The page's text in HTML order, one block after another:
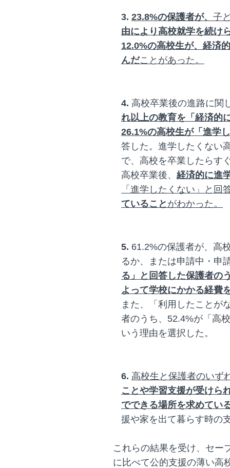
3. 23.8%の保護者が、 子
由により高校就学を続け
12.0%の高校生が、経済
んだことがあった。
4. 高校卒業後の進路に関
れ以上の教育を「経済的
26.1%の高校生が「進学
答した。進学したくない
で、高校を卒業したらす
高校卒業後、 経済的に進
「進学したくない」と回
ていること がわかった。
5. 61.2%の保護者が、高
るか、または申請中・申
る」と回答した保護者の
よって学校にかかる経費
また、「利用したことが
者のうち、52.4%が「高
いう理由を選択した。
6. 高校生と保護者のいず
ことや学習支援が受けら
でできる場所を求めてい
援や家を出て暮らす時の
これらの結果を受け、セー
に比べて公的支援の薄い高